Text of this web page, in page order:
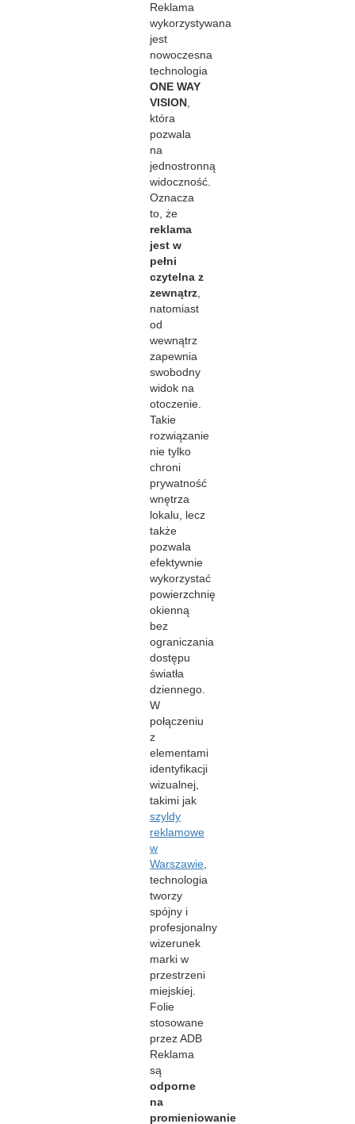
Reklama
wykorzystywana
jest
nowoczesna
technologia
ONE WAY
VISION
która
pozwala
na
jednostronną
widoczność.
Oznacza
to, że
reklama
jest w
pełni
czytelna z
zewnątrz
natomiast
od
wewnątrz
zapewnia
swobodny
widok na
otoczenie.
Takie
rozwiązanie
nie tylko
chroni
prywatność
wnętrza
lokalu, lecz
także
pozwala
efektywnie
wykorzystać
powierzchnię
okienną
bez
ograniczania
dostępu
światła
dziennego.
W
połączeniu
z
elementami
identyfikacji
wizualnej,
takimi jak
szyldy
reklamowe
w
Warszawie
technologia
tworzy
spójny i
profesjonalny
wizerunek
marki w
przestrzeni
miejskiej.
Folie
stosowane
przez ADB
Reklama
są
odporne
na
promieniowanie